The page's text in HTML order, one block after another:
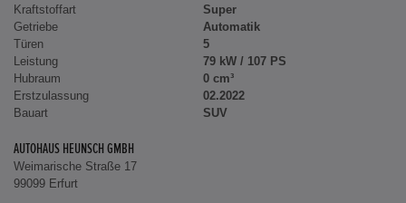
Kraftstoffart
Super
Getriebe
Automatik
Türen
5
Leistung
79 kW / 107 PS
Hubraum
0 cm³
Erstzulassung
02.2022
Bauart
SUV
AUTOHAUS HEUNSCH GMBH
Weimarische Straße 17
99099 Erfurt